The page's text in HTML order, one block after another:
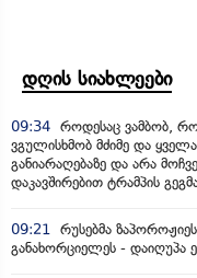
დღის სიახლეები
09:34 როდესაც ვამბობ,
ვგულისხმობ მძიმე და
განიარაღებაზე და არა
დაკავშირებით ტრამპის
09:21
რუსებმა
განახორციელეს - დაიღუპა